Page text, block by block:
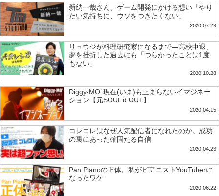
新納一哉さん、ゲーム開発にかける想い「やり
たい気持ちに、ウソをつきたくない」
2020.07.29
リュウジが料理研究家になるまで―高校中退、
夢を挫折した過去にも「つらかったことは1度
もない」
2020.10.28
Diggy-MO’ 現在(いま)も止まらないイマジネー
ション【元SOUL’d OUT】
2020.04.15
コレコレはなぜ人気配信者になれたのか。成功
の裏にあった確固たる自信
2020.04.23
Pan Pianoの正体。私がピアニストYouTuberに
なったワケ
2020.06.22